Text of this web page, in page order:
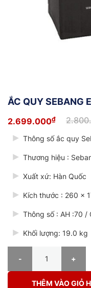
ẮC QUY SEBANG
Giá
là:
2.699.000₫
Giá
tại
2.699.000₫.
Thông số ắc quy
Thương hiệu :
Xuất xứ: Hàn Quốc
Kích thước : 260 x
Thông số : AH :70 /
Khối lượng: 19.0 kg
THÊM VÀO GIỎ